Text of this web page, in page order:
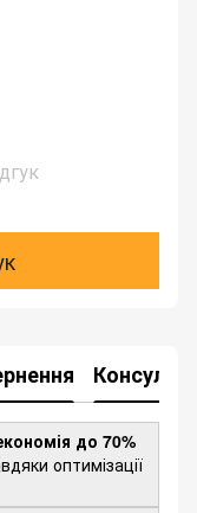
до 70%
оптимізації